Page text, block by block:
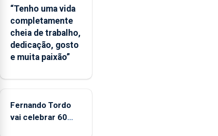
balnear
“Tenho uma vida
completamente
cheia de trabalho,
dedicação, gosto
e muita paixão”
Fernando Tordo
vai celebrar 60